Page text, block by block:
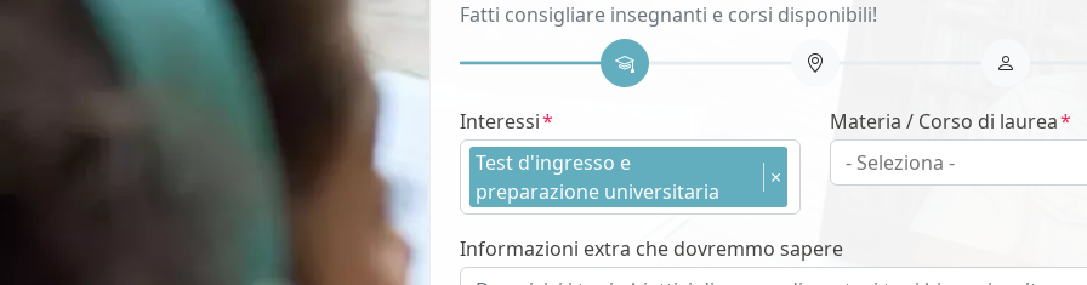
Fatti consigliare insegnanti e corsi disponibili!
Interessi
Test d'ingresso e
preparazione universitaria
×
Materia / Corso di laurea
Informazioni extra che dovremmo sapere